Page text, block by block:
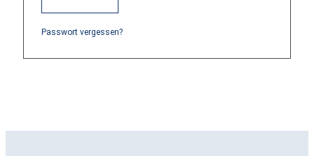
Passwort vergessen?